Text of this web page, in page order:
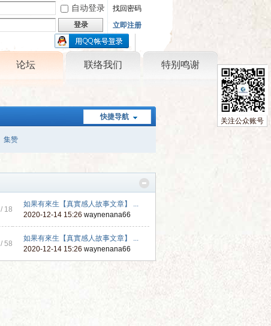
自动登录 找回密码
登录 立即注册
只需一步，快速开始
论坛 联络我们 特别鸣谢
快捷导航
集赞
/ 18
如果有來生【真實感人故事文章】 ...
2020-12-14 15:26 waynenana66
/ 58
如果有來生【真實感人故事文章】 ...
2020-12-14 15:26 waynenana66
关注公众账号